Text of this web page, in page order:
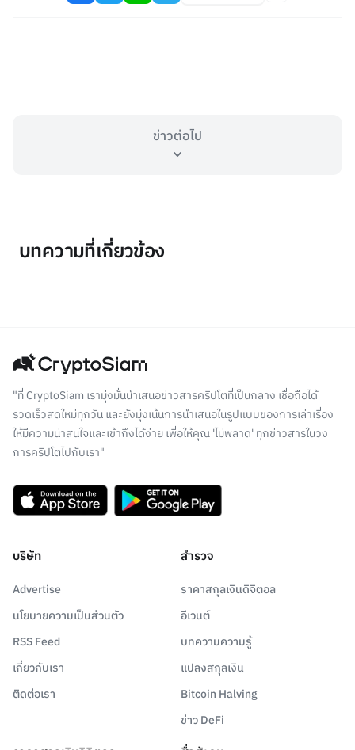
ข่าวต่อไป
บทความที่เกี่ยวข้อง
"ที่ CryptoSiam เรามุ่งมั่นนำเสนอข่าวสารคริปโตที่เป็นกลาง เชื่อถือได้
รวดเร็วสดใหม่ทุกวัน และยังมุ่งเน้นการนำเสนอในรูปแบบของการเล่าเรื่อง
ให้มีความน่าสนใจและเข้าถึงได้ง่าย เพื่อให้คุณ 'ไม่พลาด' ทุกข่าวสารในวง
การคริปโตไปกับเรา"
บริษัท
Advertise
นโยบายความเป็นส่วนตัว
RSS Feed
เกี่ยวกับเรา
ติดต่อเรา
สำรวจ
ราคาสกุลเงินดิจิตอล
อีเวนต์
บทความความรู้
แปลงสกุลเงิน
Bitcoin Halving
ข่าว DeFi